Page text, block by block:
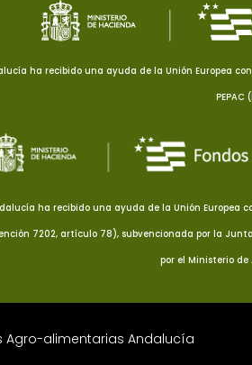
ha recibido una ayuda de la Unión Europea
ha recibido una ayuda de la Unión Europea
7202, artículo 78), subvencionada por la
por el Ministerio
Agro-alimentarias Andalucía